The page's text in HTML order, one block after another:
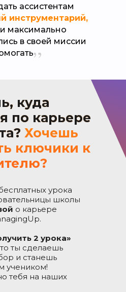
ассистентам
инструментарий,
максимально
в своей миссии
куда
по карьере
Хочешь
ключики к
урока
школы
о карьере
2 урока»
ты сделаешь
и станешь
учеником!
тебя на наших